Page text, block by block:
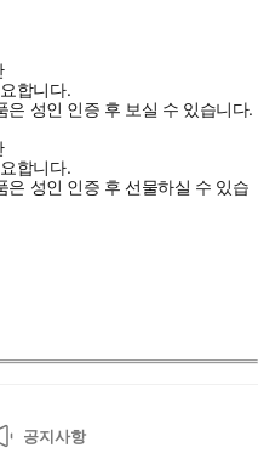
합니다.
은 성인 인증 후 보실 수 있습니다.
합니다.
은 성인 인증 후 선물하실 수 있습
공지사항